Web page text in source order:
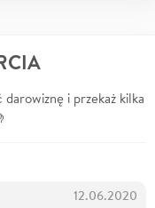
darowiznę i przekaż kilka
12.06.2020